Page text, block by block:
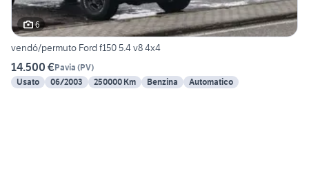
6
vendó/permuto Ford f150 5.4 v8 4x4
14.500 €Pavia (PV)
Usato
06/2003 250000 Km Benzina Automatico